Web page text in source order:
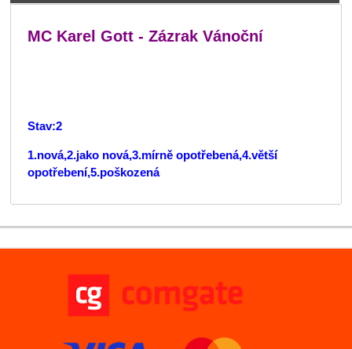
MC Karel Gott - Zázrak Vánoční
Stav:2
1.nová,2.jako nová,3.mírně opotřebená,4.větší
opotřebení,5.poškozená